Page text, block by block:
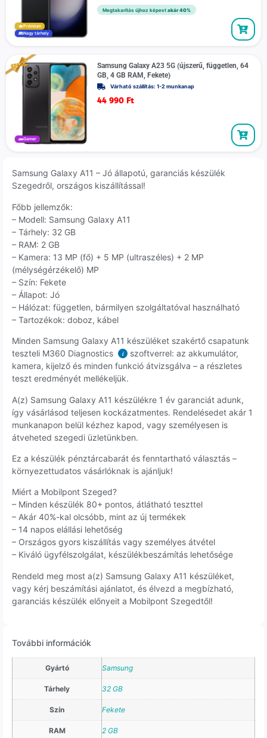
Prémium
Nagy tárhely
Megtakarítás újhoz képest akár 40%
Gamer
Samsung Galaxy A23 5G (újszerű, független, 64
GB, 4 GB RAM, Fekete)
Várható szállítás: 1-2 munkanap
44 990 Ft
Samsung Galaxy A11 – Jó állapotú, garanciás készülék
Szegedről, országos kiszállítással!
Főbb jellemzők:
– Modell: Samsung Galaxy A11
– Tárhely: 32 GB
– RAM: 2 GB
– Kamera: 13 MP (fő) + 5 MP (ultraszéles) + 2 MP
(mélységérzékelő) MP
– Szín: Fekete
– Állapot: Jó
– Hálózat: független, bármilyen szolgáltatóval használható
– Tartozékok: doboz, kábel
Minden Samsung Galaxy A11 készüléket szakértő csapatunk
teszteli M360 Diagnostics
i
szoftverrel: az akkumulátor,
kamera, kijelző és minden funkció átvizsgálva – a részletes
teszt eredményét mellékeljük.
A(z) Samsung Galaxy A11 készülékre 1 év garanciát adunk,
így vásárlásod teljesen kockázatmentes. Rendelésedet akár 1
munkanapon belül kézhez kapod, vagy személyesen is
átveheted szegedi üzletünkben.
Ez a készülék pénztárcabarát és fenntartható választás –
környezettudatos vásárlóknak is ajánljuk!
Miért a Mobilpont Szeged?
– Minden készülék 80+ pontos, átlátható teszttel
– Akár 40%-kal olcsóbb, mint az új termékek
– 14 napos elállási lehetőség
– Országos gyors kiszállítás vagy személyes átvétel
– Kiváló ügyfélszolgálat, készülékbeszámítás lehetősége
Rendeld meg most a(z) Samsung Galaxy A11 készüléket,
vagy kérj beszámítási ajánlatot, és élvezd a megbízható,
garanciás készülék előnyeit a Mobilpont Szegedtől!
További információk
Gyártó Samsung
Tárhely 32 GB
Szín Fekete
RAM 2 GB